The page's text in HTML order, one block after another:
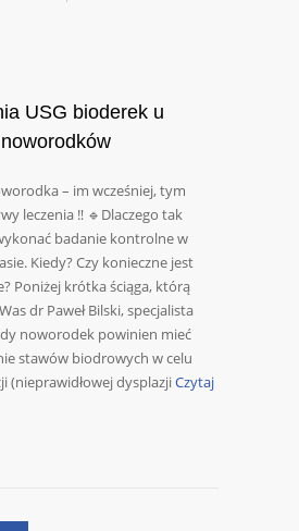
USG bioderek u
noworodków
– im wcześniej, tym
leczenia ‼️ 🔹Dlaczego tak
badanie kontrolne w
Kiedy? Czy konieczne jest
Poniżej krótka ściąga, którą
dr Paweł Bilski, specjalista
noworodek powinien mieć
stawów biodrowych w celu
(nieprawidłowej dysplazjiCzytaj